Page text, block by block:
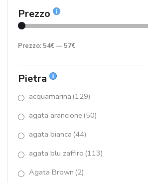
calcedonio(15)
cammeo(11)
Capricci
Choker(17)
Prezzo
Prezzo: 54€— 57€
Pietra
acquamarina (129)
agata arancione (50)
agata bianca (44)
agata blu zaffiro (113)
Agata Brown (2)